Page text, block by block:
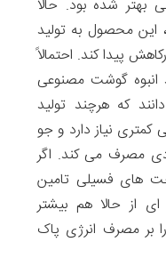
شده بود. حالا
پیش‌بینی می‌شود که تا سال ۲۰۲۲، این محصول به تولید
پیدا کند. احتمالاً
انبوه گوشت مصنوعی
که هرچند تولید
نیاز دارد و جو
مصرف می کند. اگر
های فسیلی تامین
ای از حالا هم بیشتر
بر مصرف انرژی پاک